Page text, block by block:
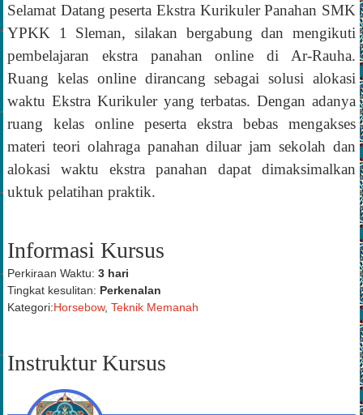
Selamat Datang peserta Ekstra Kurikuler Panahan SMK
YPKK 1 Sleman, silakan bergabung dan mengikuti
pembelajaran ekstra panahan online di Ar-Rauha.
Ruang kelas online dirancang sebagai solusi alokasi
waktu Ekstra Kurikuler yang terbatas. Dengan adanya
ruang kelas online peserta ekstra bebas mengakses
materi teori olahraga panahan diluar jam sekolah dan
alokasi waktu ekstra panahan dapat dimaksimalkan
uktuk pelatihan praktik.
Informasi Kursus
Perkiraan Waktu: 3 hari
Tingkat kesulitan: Perkenalan
Kategori:Horsebow, Teknik Memanah
Instruktur Kursus